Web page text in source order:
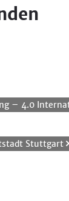
– 4.0
Stuttgart